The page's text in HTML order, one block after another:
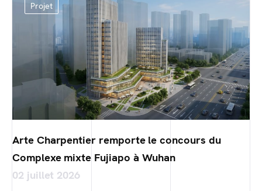
Projet
Arte Charpentier remporte le concours du
Complexe mixte Fujiapo à Wuhan
02 juillet 2026